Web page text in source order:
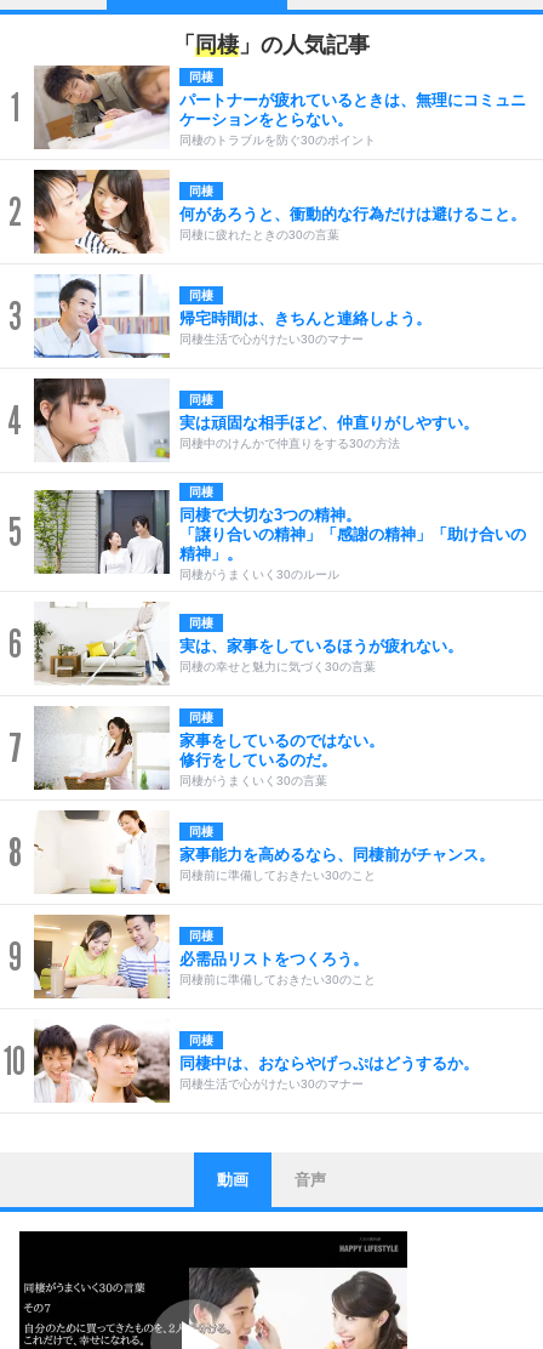
「 同棲」の人気記事
1
同棲
パートナーが疲れているときは、無理にコミュニ
ケーションをとらない。
同棲のトラブルを防ぐ30のポイント
2 同棲
何があろうと、衝動的な行為だけは避けること。
同棲に疲れたときの30の言葉
3 同棲
帰宅時間は、きちんと連絡しよう。
同棲生活で心がけたい30のマナー
4 同棲
実は頑固な相手ほど、仲直りがしやすい。
同棲中のけんかで仲直りをする30の方法
5
同棲
同棲で大切な3つの精神。
「譲り合いの精神」「感謝の精神」「助け合いの
精神」。
同棲がうまくいく30のルール
6 同棲
実は、家事をしているほうが疲れない。
同棲の幸せと魅力に気づく30の言葉
7
同棲
家事をしているのではない。
修行をしているのだ。
同棲がうまくいく30の言葉
8 同棲
家事能力を高めるなら、同棲前がチャンス。
同棲前に準備しておきたい30のこと
9 同棲
必需品リストをつくろう。
同棲前に準備しておきたい30のこと
10 同棲
同棲中は、おならやげっぷはどうするか。
同棲生活で心がけたい30のマナー
1
ストレス対策
他人と比べない。
いっそのこと、他人を見ない。
いらいらしない人になる30の方法
プラス思考
ポジティブになれない原因は、行動しないから。
ポジティブ思考になる30の方法
動画 音声